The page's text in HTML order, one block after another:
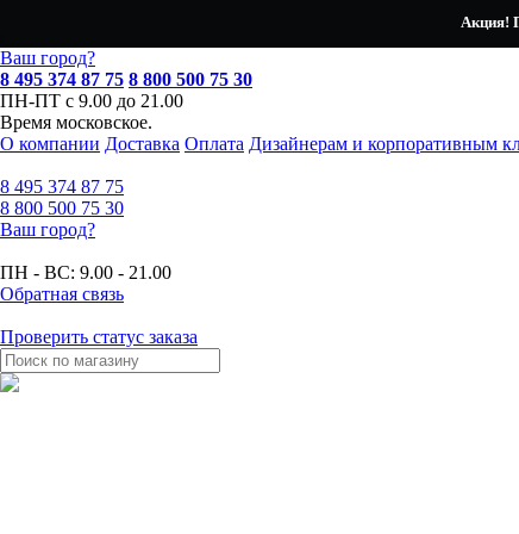
Акция!
Ваш город?
8 495 374 87 75 8 800 500 75 30
ПН-ПТ с 9.00 до 21.00
Время московское.
О компании Доставка Оплата Дизайнерам и корпоративным
8 495 374 87 75
8 800 500 75 30
Ваш город?
ПН - ВС: 9.00 - 21.00
Обратная связь
Проверить статус заказа